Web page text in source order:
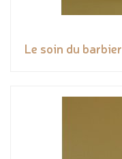
Le soin du barbier